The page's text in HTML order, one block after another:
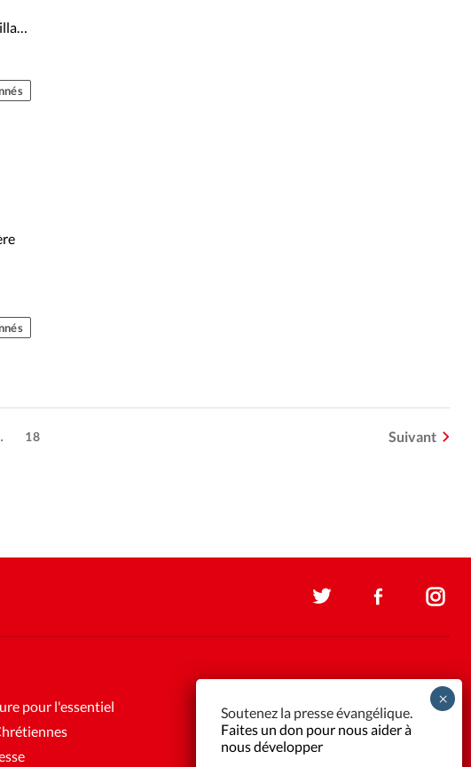
18 Suivant
pour l'essentiel
Soutenez la presse évangélique.
Faites un don pour nous aider à
nous développer